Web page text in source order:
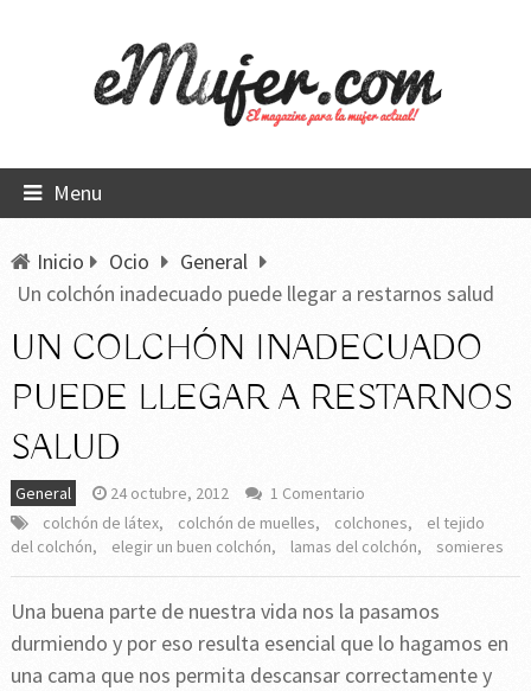
Menu
Inicio Ocio
General
Un colchón inadecuado puede llegar a restarnos salud
UN COLCHÓN INADECUADO
PUEDE LLEGAR A RESTARNOS
SALUD
General 24 octubre, 2012
1 Comentario
colchón de látex, colchón de muelles, colchones,
el tejido
del colchón, elegir un buen colchón, lamas del colchón, somieres
Una buena parte de nuestra vida nos la pasamos
durmiendo y por eso resulta esencial que lo hagamos en
una cama que nos permita descansar correctamente y